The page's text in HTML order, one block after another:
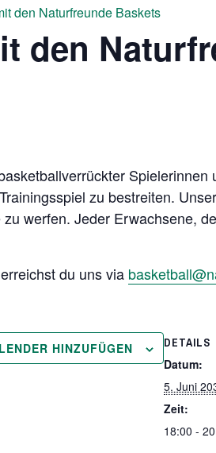
den Naturfreunde Baskets
den
zu bestreiten.
werfen. Jeder Erwachsene,
du uns via
HINZUFÜGEN DETAILS
Datum:
5. Juni
Zeit:
18:00 -